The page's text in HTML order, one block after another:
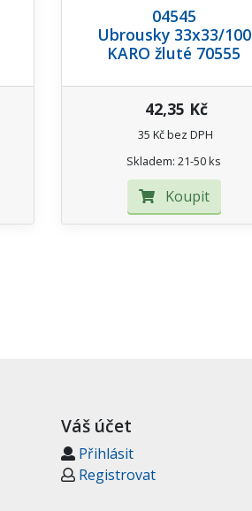
04545
Ubrousky 33x33/100
KARO žluté 70555
42,35 Kč
35 Kč bez DPH
Skladem: 21-50 ks
Koupit
Váš účet
Přihlásit
Registrovat